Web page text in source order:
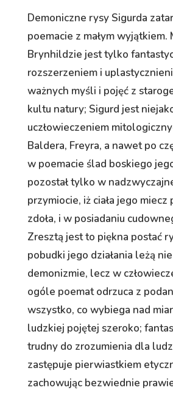
Demoniczne rysy Sigurda
poemacie z małym wyjątkiem.
Brynhildzie jest tylko
rozszerzeniem i
ważnych myśli i pojęć z
kultu natury; Sigurd jest
uczłowieczeniem
Baldera, Freyra, a nawet po
w poemacie ślad boskiego
pozostał tylko w
przymiocie, iż ciała jego miecz
zdoła, i w posiadaniu
Zresztą jest to piękna postać
pobudki jego działania leżą
demonizmie, lecz w
ogóle poemat odrzuca z
wszystko, co wybiega nad
ludzkiej pojętej szeroko;
trudny do zrozumienia dla
zastępuje pierwiastkiem
zachowując bezwiednie